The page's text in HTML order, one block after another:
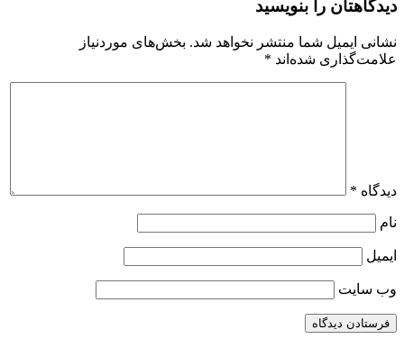
دیدگاهتان را بنویسید
نشانی ایمیل شما منتشر نخواهد شد. بخش‌های موردنیاز
علامت‌گذاری شده‌اند *
دیدگاه *
نام
ایمیل
وب‌ سایت